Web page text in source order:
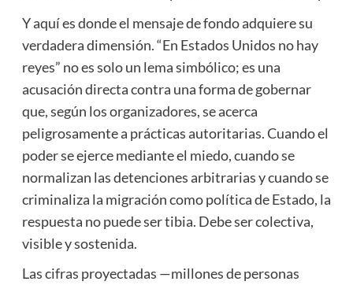
Y aquí es donde el mensaje de fondo adquiere su
verdadera dimensión. “En Estados Unidos no hay
reyes” no es solo un lema simbólico; es una
acusación directa contra una forma de gobernar
que, según los organizadores, se acerca
peligrosamente a prácticas autoritarias. Cuando el
poder se ejerce mediante el miedo, cuando se
normalizan las detenciones arbitrarias y cuando se
criminaliza la migración como política de Estado, la
respuesta no puede ser tibia. Debe ser colectiva,
visible y sostenida.
Las cifras proyectadas —millones de personas